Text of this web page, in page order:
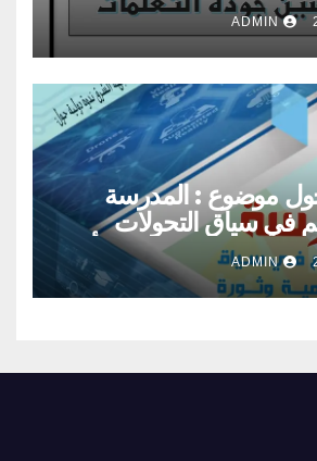
ADMIN
موضوع : المدرسة
في سياق التحولات
الذكاء الاصطناعي : الأبعاد
ADMIN